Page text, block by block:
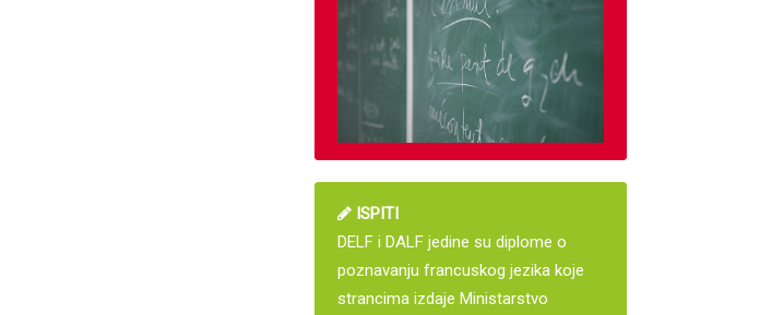
ISPITI
DELF i DALF jedine su diplome o
poznavanju francuskog jezika koje
strancima izdaje Ministarstvo